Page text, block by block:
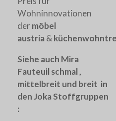
Wohninnovationen
dermöbel
austria&
Siehe auch Mira
Fauteuil schmal ,
mittelbreit und breit in
den Joka Stoffgruppen
: